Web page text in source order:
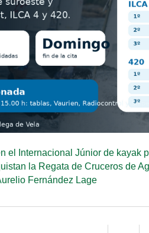
el Internacional Júnior de kayak
la Regata de Cruceros de
Fernández Lage